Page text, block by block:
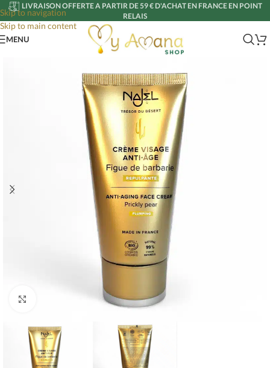
Skip to navigation
Skip to main content
LIVRAISON OFFERTE A PARTIR DE 59 € D'ACHAT EN FRANCE EN POINT
RELAIS
MENU
Cliquer pour agrandir